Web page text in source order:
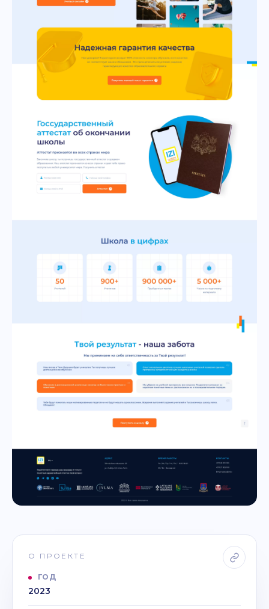
О ПРОЕКТЕ
ГОД
2023